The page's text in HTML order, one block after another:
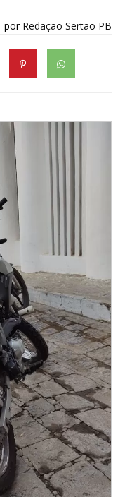
por Redação Sertão PB